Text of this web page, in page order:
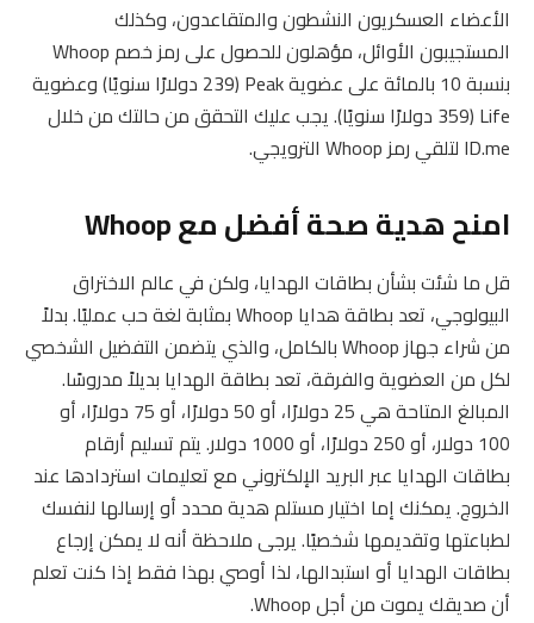
الأعضاء العسكريون النشطون والمتقاعدون، وكذلك
المستجيبون الأوائل، مؤهلون للحصول على رمز خصم Whoop
بنسبة 10 بالمائة على عضوية Peak (239 دولارًا سنويًا) وعضوية
Life (359 دولارًا سنويًا). يجب عليك التحقق من حالتك من خلال
ID.me لتلقي رمز Whoop الترويجي.
امنح هدية صحة أفضل مع Whoop
قل ما شئت بشأن بطاقات الهدايا، ولكن في عالم الاختراق
البيولوجي، تعد بطاقة هدايا Whoop بمثابة لغة حب عمليًا. بدلاً
من شراء جهاز Whoop بالكامل، والذي يتضمن التفضيل الشخصي
لكل من العضوية والفرقة، تعد بطاقة الهدايا بديلاً مدروسًا.
المبالغ المتاحة هي 25 دولارًا، أو 50 دولارًا، أو 75 دولارًا، أو
100 دولار، أو 250 دولارًا، أو 1000 دولار. يتم تسليم أرقام
بطاقات الهدايا عبر البريد الإلكتروني مع تعليمات استردادها عند
الخروج. يمكنك إما اختيار مستلم هدية محدد أو إرسالها لنفسك
لطباعتها وتقديمها شخصيًا. يرجى ملاحظة أنه لا يمكن إرجاع
بطاقات الهدايا أو استبدالها، لذا أوصي بهذا فقط إذا كنت تعلم
أن صديقك يموت من أجل Whoop.